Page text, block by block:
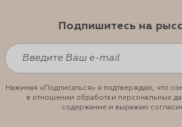
Подпишитесь на
Нажимая «Подписаться» я подтверждаю, что
в отношении обработки персональных
содержание и выражаю